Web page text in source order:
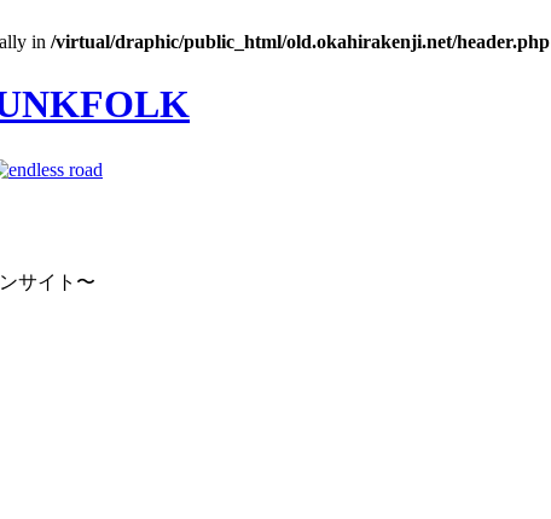
in /virtual/draphic/public_html/old.okahirakenji.net/header.php
サイト〜